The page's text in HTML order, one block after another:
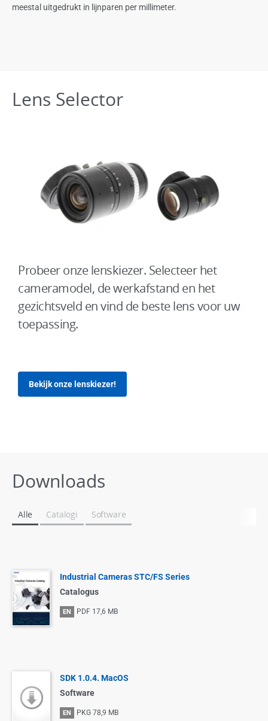
meestal uitgedrukt in lijnparen per millimeter.
Lens Selector
Probeer onze lenskiezer. Selecteer het
cameramodel, de werkafstand en het
gezichtsveld en vind de beste lens voor uw
toepassing.
Bekijk onze lenskiezer!
Downloads
Alle Catalogi Software
Industrial Cameras STC/FS Series
Catalogus
EN PDF 17,6 MB
SDK 1.0.4. MacOS
Software
EN PKG 78,9 MB